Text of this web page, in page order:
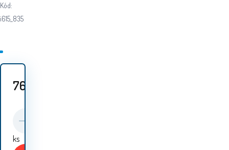
Kód:
i615_835
769
ks